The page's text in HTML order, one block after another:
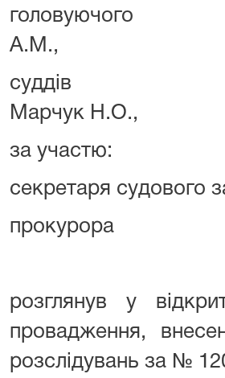
А.М.,
суддів
Марчук Н.О.,
за
секретаря
розглянув у
провадження,
розслідувань за №